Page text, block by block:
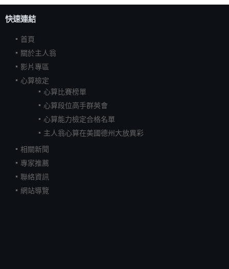
快速連結
首頁
關於主人翁
影片專區
心算檢定
心算比賽榜單
心算段位高手群英會
心算能力檢定合格名單
主人翁心算在美國德州大放異彩
相關新聞
專家推薦
聯絡資訊
網站導覽